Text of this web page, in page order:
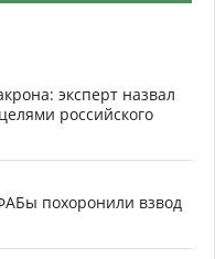
эксперт назвал
российского
похоронили взвод